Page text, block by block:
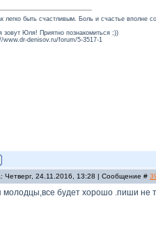
легко быть счастливым. Боль и счастье вполне
зовут Юля! Приятно познакомиться ;))
www.dr-denisov.ru/forum/5-3517-1
Четверг, 24.11.2016, 13:28 | Сообщение #
молодцы,все будет хорошо .пиши не